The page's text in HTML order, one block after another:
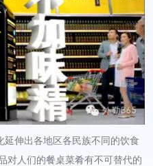
延伸出各地区各民族不同的饮食
对人们的餐桌菜肴有不可替代的